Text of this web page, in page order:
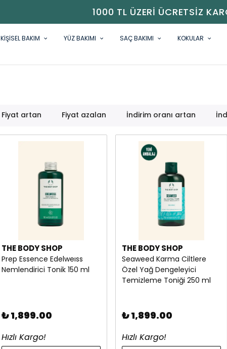
1000 TL ÜZERI ÜCRETSIZ
KİŞİSEL BAKIM YÜZ BAKIMI SAÇ BAKIMI KOKULAR
Fiyat artan Fiyat azalan İndirim oranı artan
THE BODY SHOP
Prep Essence Edelweıss
Nemlendirici Tonik 150 ml
₺ 1,899.00
Hızlı Kargo!
THE BODY SHOP
Seaweed Karma Ciltlere
Özel Yağ Dengeleyici
Temizleme Toniği 250 ml
₺ 1,899.00
Hızlı Kargo!